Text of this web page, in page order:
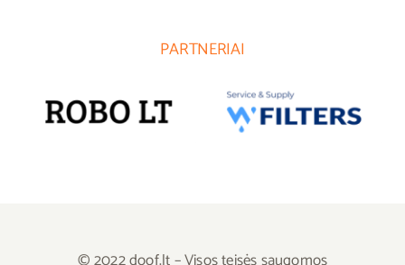
PARTNERIAI